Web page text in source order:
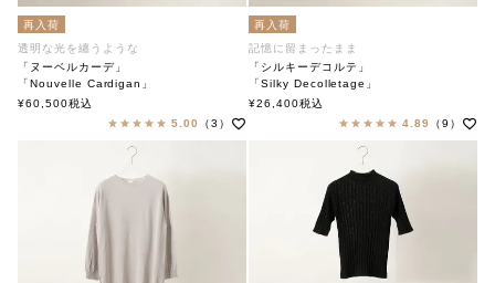
再入荷
透明な光を纏うような
「ヌーベルカーデ」
「Nouvelle Cardigan」
soutiencollar（ステンカラー）
¥60,500税込
5.00
（3）
再入荷
記憶に留まったまま
「シルキーデコルテ」
「Silky Decolletage」
soutiencollar（ステンカラー）
¥26,400税込
4.89
（9）